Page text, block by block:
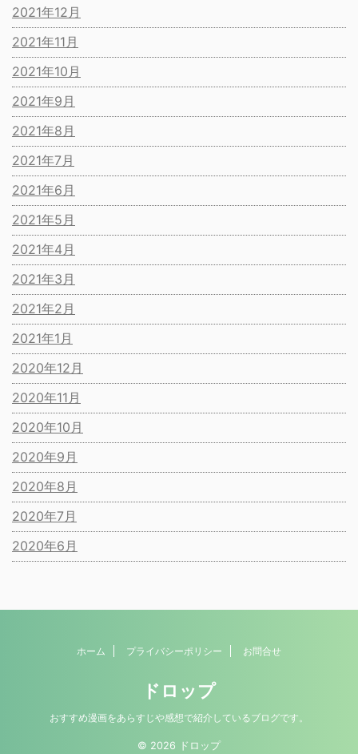
2021年12月
2021年11月
2021年10月
2021年9月
2021年8月
2021年7月
2021年6月
2021年5月
2021年4月
2021年3月
2021年2月
2021年1月
2020年12月
2020年11月
2020年10月
2020年9月
2020年8月
2020年7月
2020年6月
ホーム プライバシーポリシー お問合せ
ドロップ
おすすめ漫画をあらすじや感想で紹介しているブログです。
© 2026 ドロップ